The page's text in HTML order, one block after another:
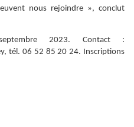
nous rejoindre », conclut
2023. Contact :
tél. 06 52 85 20 24. Inscriptions